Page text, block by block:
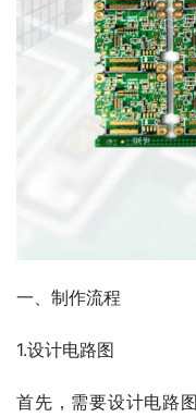
一、制作流程
1.设计电路图
首先，需要设计电路